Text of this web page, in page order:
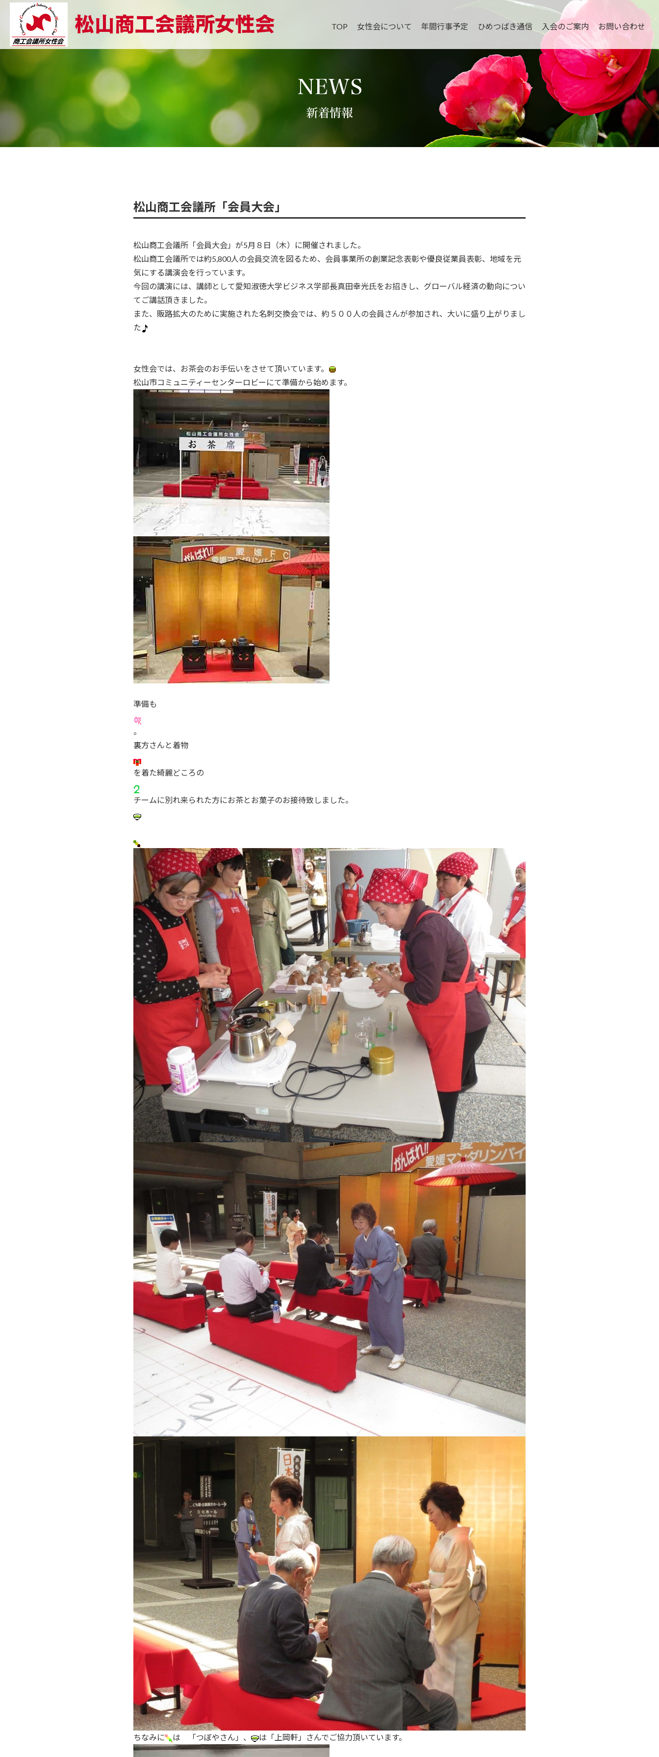
TOP 女性会について 年間行事予定 ひめつばき通信 入会のご案内 お問い合わせ
NEWS
新着情報
松山商工会議所「会員大会」
松山商工会議所「会員大会」が5月８日（木）に開催されました。
松山商工会議所では約5,800人の会員交流を図るため、会員事業所の創業記念表彰や優良従業員表彰、地域を元
気にする講演会を行っています。
今回の講演には、講師として愛知淑徳大学ビジネス学部長真田幸光氏をお招きし、グローバル経済の動向につい
てご講話頂きました。
また、販路拡大のために実施された名刺交換会では、約５００人の会員さんが参加され、大いに盛り上がりまし
た
女性会では、お茶会のお手伝いをさせて頂いています。
松山市コミュニティーセンターロビーにて準備から始めます。
準備も
。
裏方さんと着物
を着た綺麗どころの
チームに別れ来られた方にお茶とお菓子のお接待致しました。
ちなみに は 「つぼやさん」、 は「上岡軒」さんでご協力頂いています。